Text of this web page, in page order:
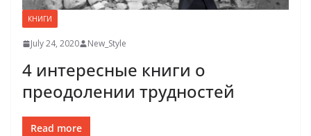
КНИГИ
July 24, 2020 New_Style
4 интересные книги о
преодолении трудностей
Read more